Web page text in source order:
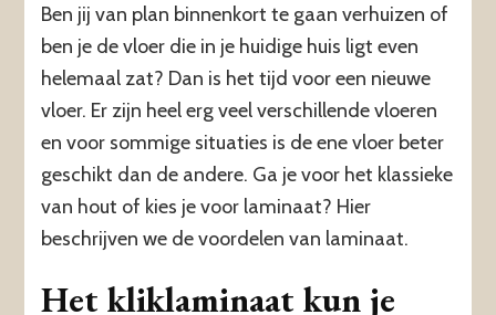
Ben jij van plan binnenkort te gaan verhuizen of
ben je de vloer die in je huidige huis ligt even
helemaal zat? Dan is het tijd voor een nieuwe
vloer. Er zijn heel erg veel verschillende vloeren
en voor sommige situaties is de ene vloer beter
geschikt dan de andere. Ga je voor het klassieke
van hout of kies je voor laminaat? Hier
beschrijven we de voordelen van laminaat.
Het kliklaminaat kun je